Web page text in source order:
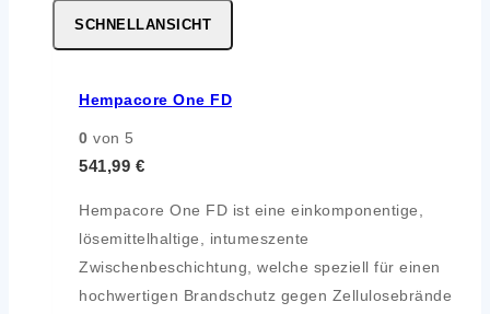
SCHNELLANSICHT
Hempacore One FD
0 von 5
541,99 €
Hempacore One FD ist eine einkomponentige,
lösemittelhaltige, intumeszente
Zwischenbeschichtung, welche speziell für einen
hochwertigen Brandschutz gegen Zellulosebrände